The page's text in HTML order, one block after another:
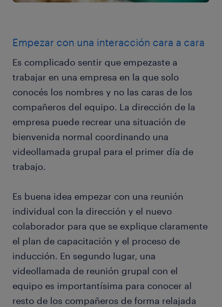
Empezar con una interacción cara a cara
Es complicado sentir que empezaste a
trabajar en una empresa en la que solo
conocés los nombres y no las caras de los
compañeros del equipo. La dirección de la
empresa puede recrear una situación de
bienvenida normal coordinando una
videollamada grupal para el primer día de
trabajo.
Es buena idea empezar con una reunión
individual con la dirección y el nuevo
colaborador para que se explique claramente
el plan de capacitación y el proceso de
inducción. En segundo lugar, una
videollamada de reunión grupal con el
equipo es importantísima para conocer al
resto de los compañeros de forma relajada